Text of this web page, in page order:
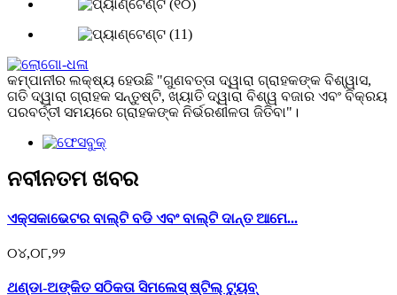
କମ୍ପାନୀର ଲକ୍ଷ୍ୟ ହେଉଛି "ଗୁଣବତ୍ତା ଦ୍ୱାରା ଗ୍ରାହକଙ୍କ ବିଶ୍ୱାସ,
ଗତି ଦ୍ୱାରା ଗ୍ରାହକ ସନ୍ତୁଷ୍ଟି, ଖ୍ୟାତି ଦ୍ୱାରା ବିଶ୍ୱ ବଜାର ଏବଂ ବିକ୍ରୟ
ପରବର୍ତ୍ତୀ ସମୟରେ ଗ୍ରାହକଙ୍କ ନିର୍ଭରଶୀଳତା ଜିତିବା"।
ନବୀନତମ ଖବର
ଏକ୍ସକାଭେଟର ବାଲ୍ଟି ବଡି ଏବଂ ବାଲ୍ଟି ଦାନ୍ତ ଆମେ...
୦୪,୦୮,୨୨
ଥଣ୍ଡା-ଅଙ୍କିତ ସଠିକତା ସିମଲେସ୍ ଷ୍ଟିଲ୍ ଟ୍ୟୁବ୍